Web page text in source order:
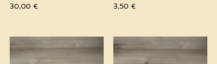
30,00 € 3,50 €